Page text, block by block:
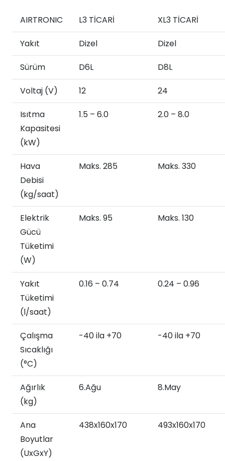
AIRTRONIC L3 TİCARİ XL3 TİCARİ
Yakıt Dizel Dizel
Sürüm D6L D8L
Voltaj (V) 12 24
Isıtma
Kapasitesi
(kW)
1.5 – 6.0 2.0 – 8.0
Hava
Debisi
(kg/saat)
Maks. 285 Maks. 330
Elektrik
Gücü
Tüketimi
(W)
Maks. 95 Maks. 130
Yakıt
Tüketimi
(l/saat)
0.16 – 0.74 0.24 – 0.96
Çalışma
Sıcaklığı
(°C)
-40 ila +70 -40 ila +70
Ağırlık
(kg)
6.Ağu 8.May
Ana
Boyutlar
(UxGxY)
438x160x170 493x160x170